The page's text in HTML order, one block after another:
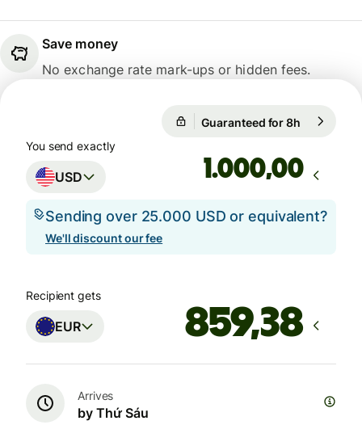
Save money
No exchange rate mark-ups or hidden fees.
Guaranteed for 8h
You send exactly
USD ,00
Sending over 25.000 USD or equivalent?
We'll discount our fee
Recipient gets
EUR
Arrives
by Thứ Sáu